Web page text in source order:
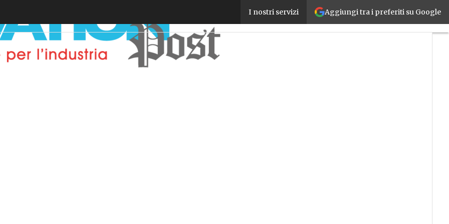
Aggiungi tra i preferiti su Google
I nostri servizi
L’intelligenza artificiale vale in Italia 300 milioni